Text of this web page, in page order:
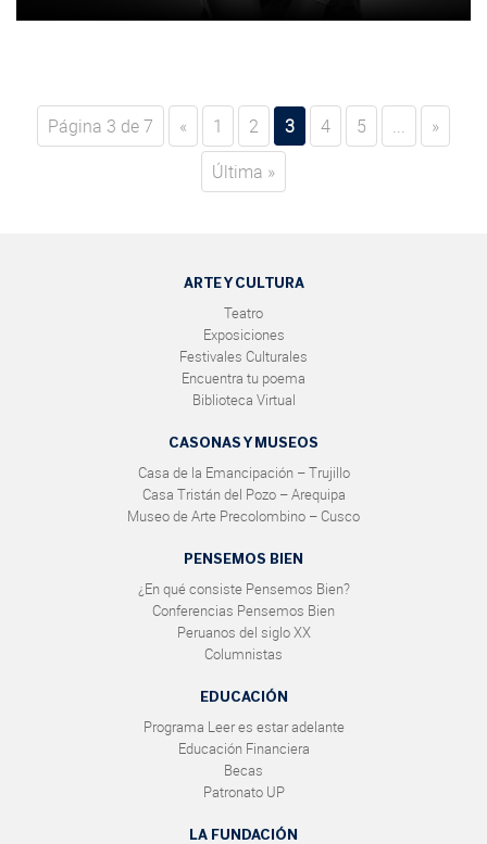
Página 3 de 7 « 1 2 3 4 5 ...
»
Última »
ARTE Y CULTURA
Teatro
Exposiciones
Festivales Culturales
Encuentra tu poema
Biblioteca Virtual
CASONAS Y MUSEOS
Casa de la Emancipación – Trujillo
Casa Tristán del Pozo – Arequipa
Museo de Arte Precolombino – Cusco
PENSEMOS BIEN
¿En qué consiste Pensemos Bien?
Conferencias Pensemos Bien
Peruanos del siglo XX
Columnistas
EDUCACIÓN
Programa Leer es estar adelante
Educación Financiera
Becas
Patronato UP
LA FUNDACIÓN